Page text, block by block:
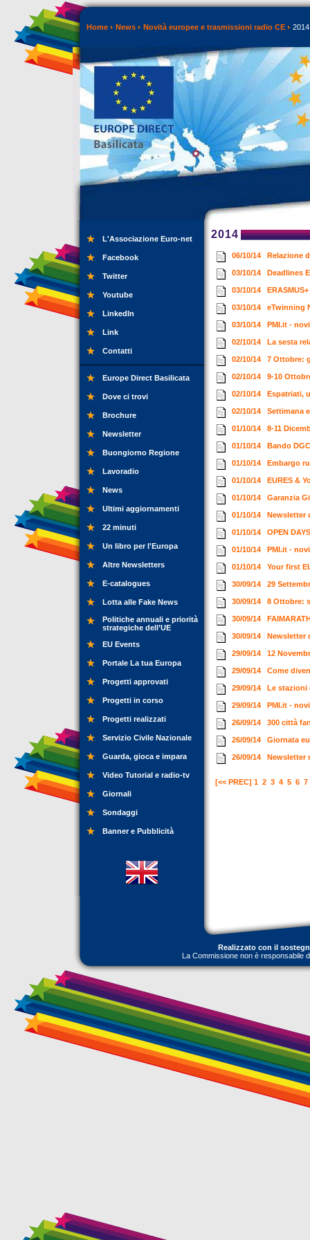
Home News Novità europee e trasmissioni radio CE 2014
L'Associazione Euro-net
Facebook
Twitter
Youtube
LinkedIn
Link
Contatti
Europe Direct Basilicata
Dove ci trovi
Brochure
Newsletter
Buongiorno Regione
Lavoradio
News
Ultimi aggiornamenti
22 minuti
Un libro per l'Europa
Altre Newsletters
E-catalogues
Lotta alle Fake News
Politiche annuali e priorità
strategiche dell’UE
EU Events
Portale La tua Europa
Progetti approvati
Progetti in corso
Progetti realizzati
Servizio Civile Nazionale
Guarda, gioca e impara
Video Tutorial e radio-tv
Giornali
Sondaggi
Banner e Pubblicità
2014
06/10/14 Relazione
03/10/14 Deadlines
03/10/14
03/10/14 eTwinning
03/10/14 PMI.it -
02/10/14 La sesta
02/10/14 7 Ottobre:
02/10/14 9-10
02/10/14 Espatriati,
02/10/14 Settimana
01/10/14 8-11
01/10/14 Bando
01/10/14 Embargo
01/10/14 EURES &
01/10/14 Garanzia
01/10/14 Newsletter
01/10/14 OPEN
01/10/14 PMI.it -
01/10/14 Your first
30/09/14 29
30/09/14 8 Ottobre:
30/09/14
30/09/14 Newsletter
29/09/14 12
29/09/14 Come
29/09/14 Le stazioni
29/09/14 PMI.it -
26/09/14 300 città
26/09/14 Giornata
26/09/14 Newsletter
[<< PREC] 1 2 3 4 5 6 7
Realizzato con il
La Commissione non è responsabile